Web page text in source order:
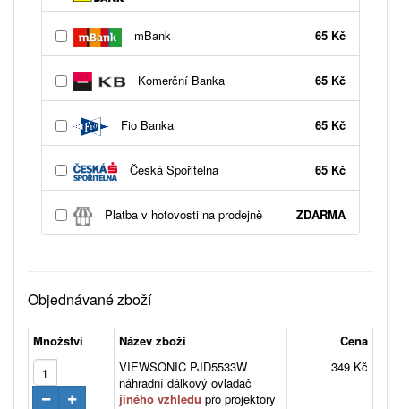
mBank 65 Kč
Komerční Banka 65 Kč
Fio Banka 65 Kč
Česká Spořitelna 65 Kč
Platba v hotovosti na prodejně ZDARMA
Objednávané zboží
Množství Název zboží
Cena
VIEWSONIC PJD5533W
náhradní dálkový ovladač
jiného vzhledu pro projektory
349 Kč